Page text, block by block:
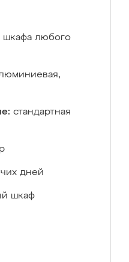
шкафа любого
стандартная
дней
шкаф